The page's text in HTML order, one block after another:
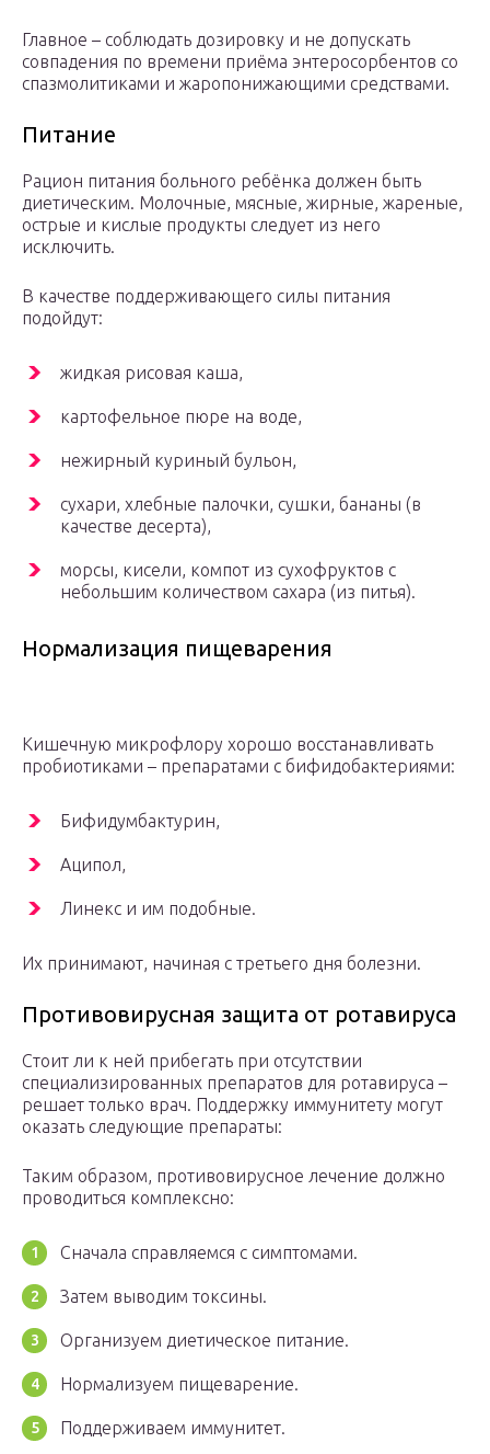
Главное – соблюдать дозировку и не допускать
совпадения по времени приёма энтеросорбентов со
спазмолитиками и жаропонижающими средствами.
Питание
Рацион питания больного ребёнка должен быть
диетическим. Молочные, мясные, жирные, жареные,
острые и кислые продукты следует из него
исключить.
В качестве поддерживающего силы питания
подойдут:
жидкая рисовая каша,
картофельное пюре на воде,
нежирный куриный бульон,
сухари, хлебные палочки, сушки, бананы (в
качестве десерта),
морсы, кисели, компот из сухофруктов с
небольшим количеством сахара (из питья).
Нормализация пищеварения
Кишечную микрофлору хорошо восстанавливать
пробиотиками – препаратами с бифидобактериями:
Бифидумбактурин,
Аципол,
Линекс и им подобные.
Их принимают, начиная с третьего дня болезни.
Противовирусная защита от ротавируса
Стоит ли к ней прибегать при отсутствии
специализированных препаратов для ротавируса –
решает только врач. Поддержку иммунитету могут
оказать следующие препараты:
Таким образом, противовирусное лечение должно
проводиться комплексно:
Сначала справляемся с симптомами.
Затем выводим токсины.
Организуем диетическое питание.
Нормализуем пищеварение.
Поддерживаем иммунитет.